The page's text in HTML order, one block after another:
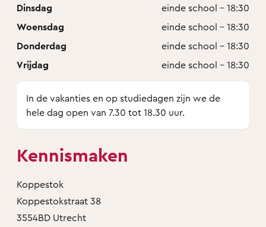
Dinsdag
einde school - 18:30
Woensdag
einde school - 18:30
Donderdag
einde school - 18:30
Vrijdag
einde school - 18:30
In de vakanties en op studiedagen zijn we de
hele dag open van 7.30 tot 18.30 uur.
Kennismaken
Koppestok
Koppestokstraat 38
3554BD Utrecht